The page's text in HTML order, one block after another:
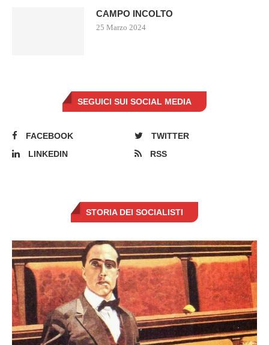
CAMPO INCOLTO
25 Marzo 2024
SEGUICI SUI SOCIAL MEDIA
FACEBOOK
TWITTER
LINKEDIN
RSS
STORIA DEI SOCIALISTI